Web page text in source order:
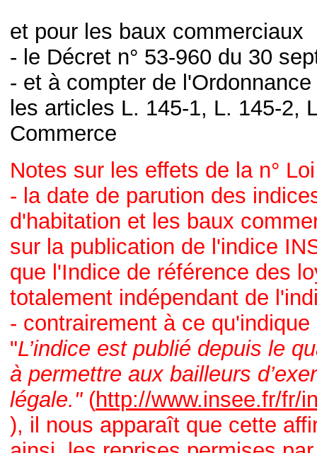
et pour les baux commerciaux
- le Décret n° 53-960 du 30
- et à compter de l'
les articles L. 145-1, L. 145-2,
Commerce
Notes sur les effets de la n°
- la date de parution des
d'habitation et les baux
sur la publication de l'indice
que l'Indice de référence des
totalement indépendant de
- contrairement à ce
"L’indice est publié depuis le
à permettre aux bailleurs
légale."(http://www.insee.fr/fr/
), il nous apparaît que cette